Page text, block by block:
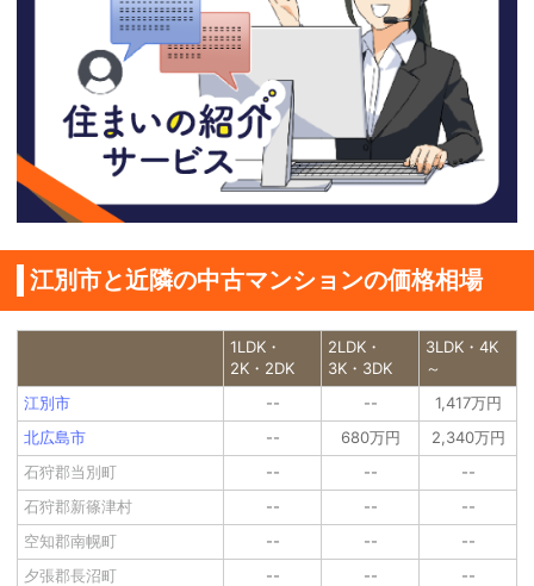
江別市と近隣の中古マンションの価格相場
1LDK・
2K・2DK
2LDK・
3K・3DK
3LDK・4K
～
江別市
-- --
1,417万円
北広島市
-- 680万円
2,340万円
石狩郡当別町
-- --
--
石狩郡新篠津村
-- --
--
空知郡南幌町
-- --
--
夕張郡長沼町
-- -- --